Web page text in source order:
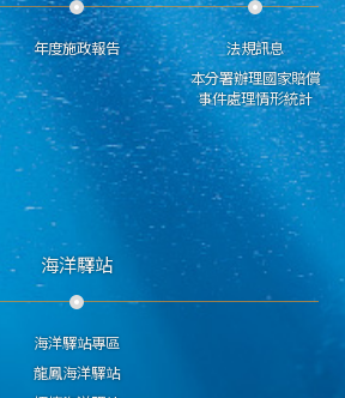
年度施政報告
法規訊息
本分署辦理國家賠償
事件處理情形統計
海洋驛站
海洋驛站專區
龍鳳海洋驛站